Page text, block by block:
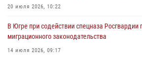
В Югре при силовой поддержке ОМОН
06 августа 2026, 09:07 2 1
Урайский отдел вневедомственной охраны
20 июля 2026, 10:22
В Югре при содействии спецназа
миграционного законодательства
14 июля 2026, 09:17